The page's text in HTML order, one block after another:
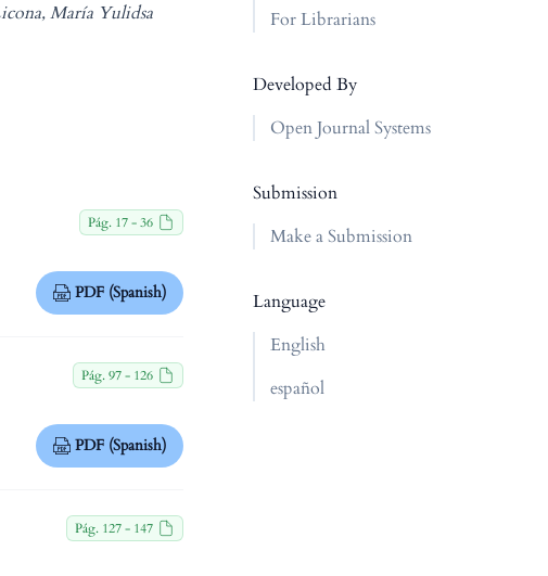
María Yulidsa
Pág. 17 - 36
PDF (Spanish)
Pág. 97 - 126
PDF (Spanish)
Pág. 127 - 147
For Librarians
Developed By
Open Journal Systems
Submission
Make a Submission
Language
English
español